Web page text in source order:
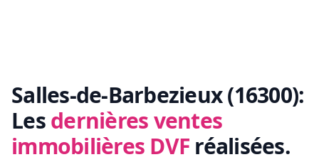
Salles-de-Barbezieux (16300):
Les dernières ventes
immobilières DVF réalisées.